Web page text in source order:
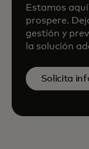
Estamos
prospere.
gestión y
la solución
Solicita